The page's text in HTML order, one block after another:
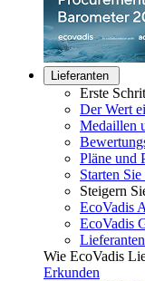
Lieferanten
Erste
Der Wert
Medaillen
Pläne und
Starten
Steigern
EcoVadis
EcoVadis
Wie EcoVadis
Erkunden